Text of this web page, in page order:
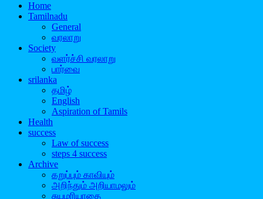
Home
Tamilnadu
General
வரலாறு
Society
வளர்ச்சி வரலாறு
பார்வை
srilanka
தமிழ்
English
Aspiration of Tamils
Health
success
Law of success
steps 4 success
Archive
கறுப்பும் காவியும்
அறிந்தும் அறியாமலும்
சுயமரியாதை